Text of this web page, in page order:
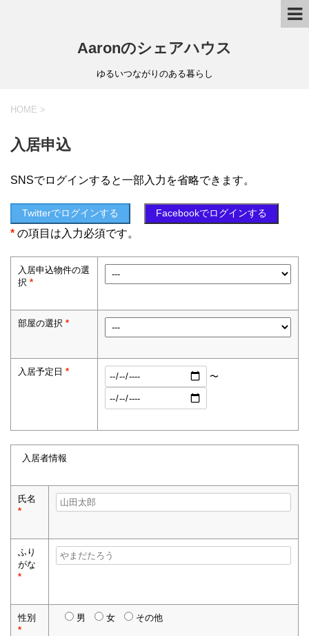
Aaronのシェアハウス
ゆるいつながりのある暮らし
HOME >
入居申込
SNSでログインすると一部入力を省略できます。
Twitterでログインする Facebookでログインする
* の項目は入力必須です。
入居申込物件の選
択 *
部屋の選択 *
入居予定日 * 〜
入居者情報
氏名
*
ふり
がな
*
性別
*
男 女 その他